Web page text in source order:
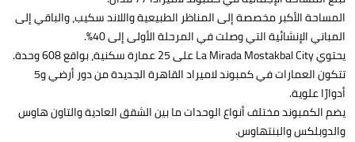
المساحة الأكبر مخصصة إلى المناظر الطبيعية واللاند سكيب، والباقي إلى
المباني الإنشائية التي وصلت في المرحلة الأولى إلى 40%.
يحتوي La Mirada Mostakbal City على 25 عمارة سكنية، بواقع 608 وحدة.
تتكون العمارات في كمبوند لاميراد القاهرة الجديدة من دور أرضي و5
أدوارًا علوية.
يضم الكمبوند مختلف أنواع الوحدات ما بين الشقق العادية والتاون هاوس
والدوبلكس والبنتهاوس.